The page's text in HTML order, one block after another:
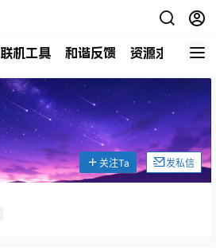
联机工具 和谐反馈 资源求助 商
关注Ta 发私信